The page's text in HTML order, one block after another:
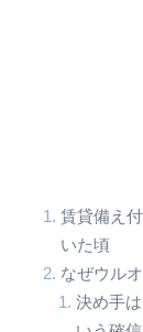
賃貸備え
いた頃
なぜウル
決め手